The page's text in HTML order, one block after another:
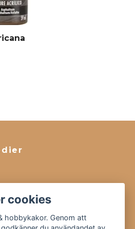
cookies
hobbykakor. Genom att